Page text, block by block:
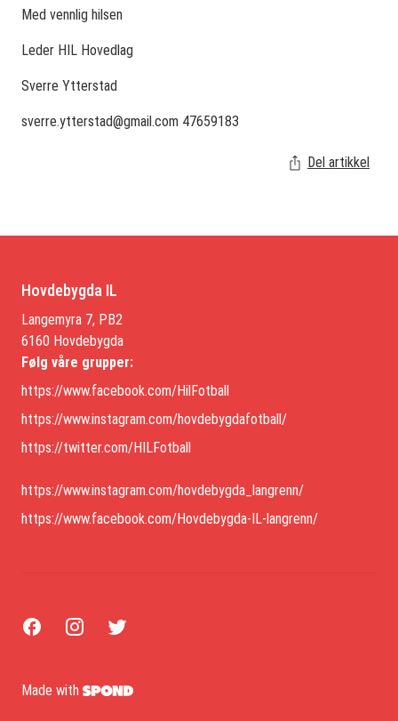
Med vennlig hilsen
Leder HIL Hovedlag
Sverre Ytterstad
sverre.ytterstad@gmail.com 47659183
Del artikkel
Hovdebygda IL
Langemyra 7, PB2
6160 Hovdebygda
Følg våre grupper:
https://www.facebook.com/HilFotball
https://www.instagram.com/hovdebygdafotball/
https://twitter.com/HILFotball
https://www.instagram.com/hovdebygda_langrenn/
https://www.facebook.com/Hovdebygda-IL-langrenn/
Made with